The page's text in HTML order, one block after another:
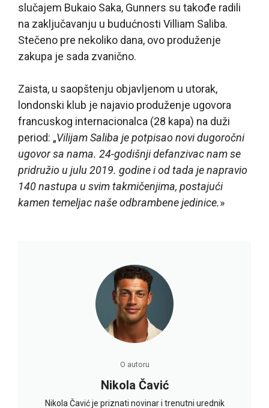
slučajem Bukaio Saka, Gunners su takođe radili
na zaključavanju u budućnosti Villiam Saliba.
Stečeno pre nekoliko dana, ovo produženje
zakupa je sada zvanično.
Zaista, u saopštenju objavljenom u utorak,
londonski klub je najavio produženje ugovora
francuskog internacionalca (28 kapa) na duži
period: „Vilijam Saliba je potpisao novi dugoročni
ugovor sa nama. 24-godišnji defanzivac nam se
pridružio u julu 2019. godine i od tada je napravio
140 nastupa u svim takmičenjima, postajući
kamen temeljac naše odbrambene jedinice.»
O autoru
Nikola Čavić
Nikola Čavić je priznati novinar i trenutni urednik